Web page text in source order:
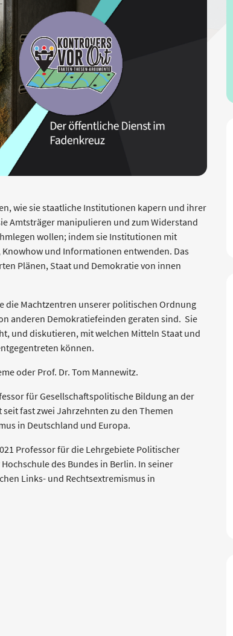
wie sie staatliche Institutionen kapern und ihrer
Amtsträger manipulieren und zum Widerstand
wollen; indem sie Institutionen mit
und Informationen entwenden. Das
Plänen, Staat und Demokratie von innen
die Machtzentren unserer politischen Ordnung
anderen Demokratiefeinden geraten sind. Sie
und diskutieren, mit welchen Mitteln Staat und
können.
oder Prof. Dr. Tom Mannewitz.
für Gesellschaftspolitische Bildung an der
fast zwei Jahrzehnten zu den Themen
in Deutschland und Europa.
Professor für die Lehrgebiete Politischer
des Bundes in Berlin. In seiner
Links- und Rechtsextremismus in